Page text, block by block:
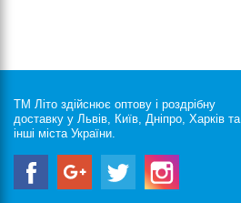
ТМ Літо здійснює оптову і роздрібну
доставку у Львів, Київ, Дніпро, Харків та
інші міста України.